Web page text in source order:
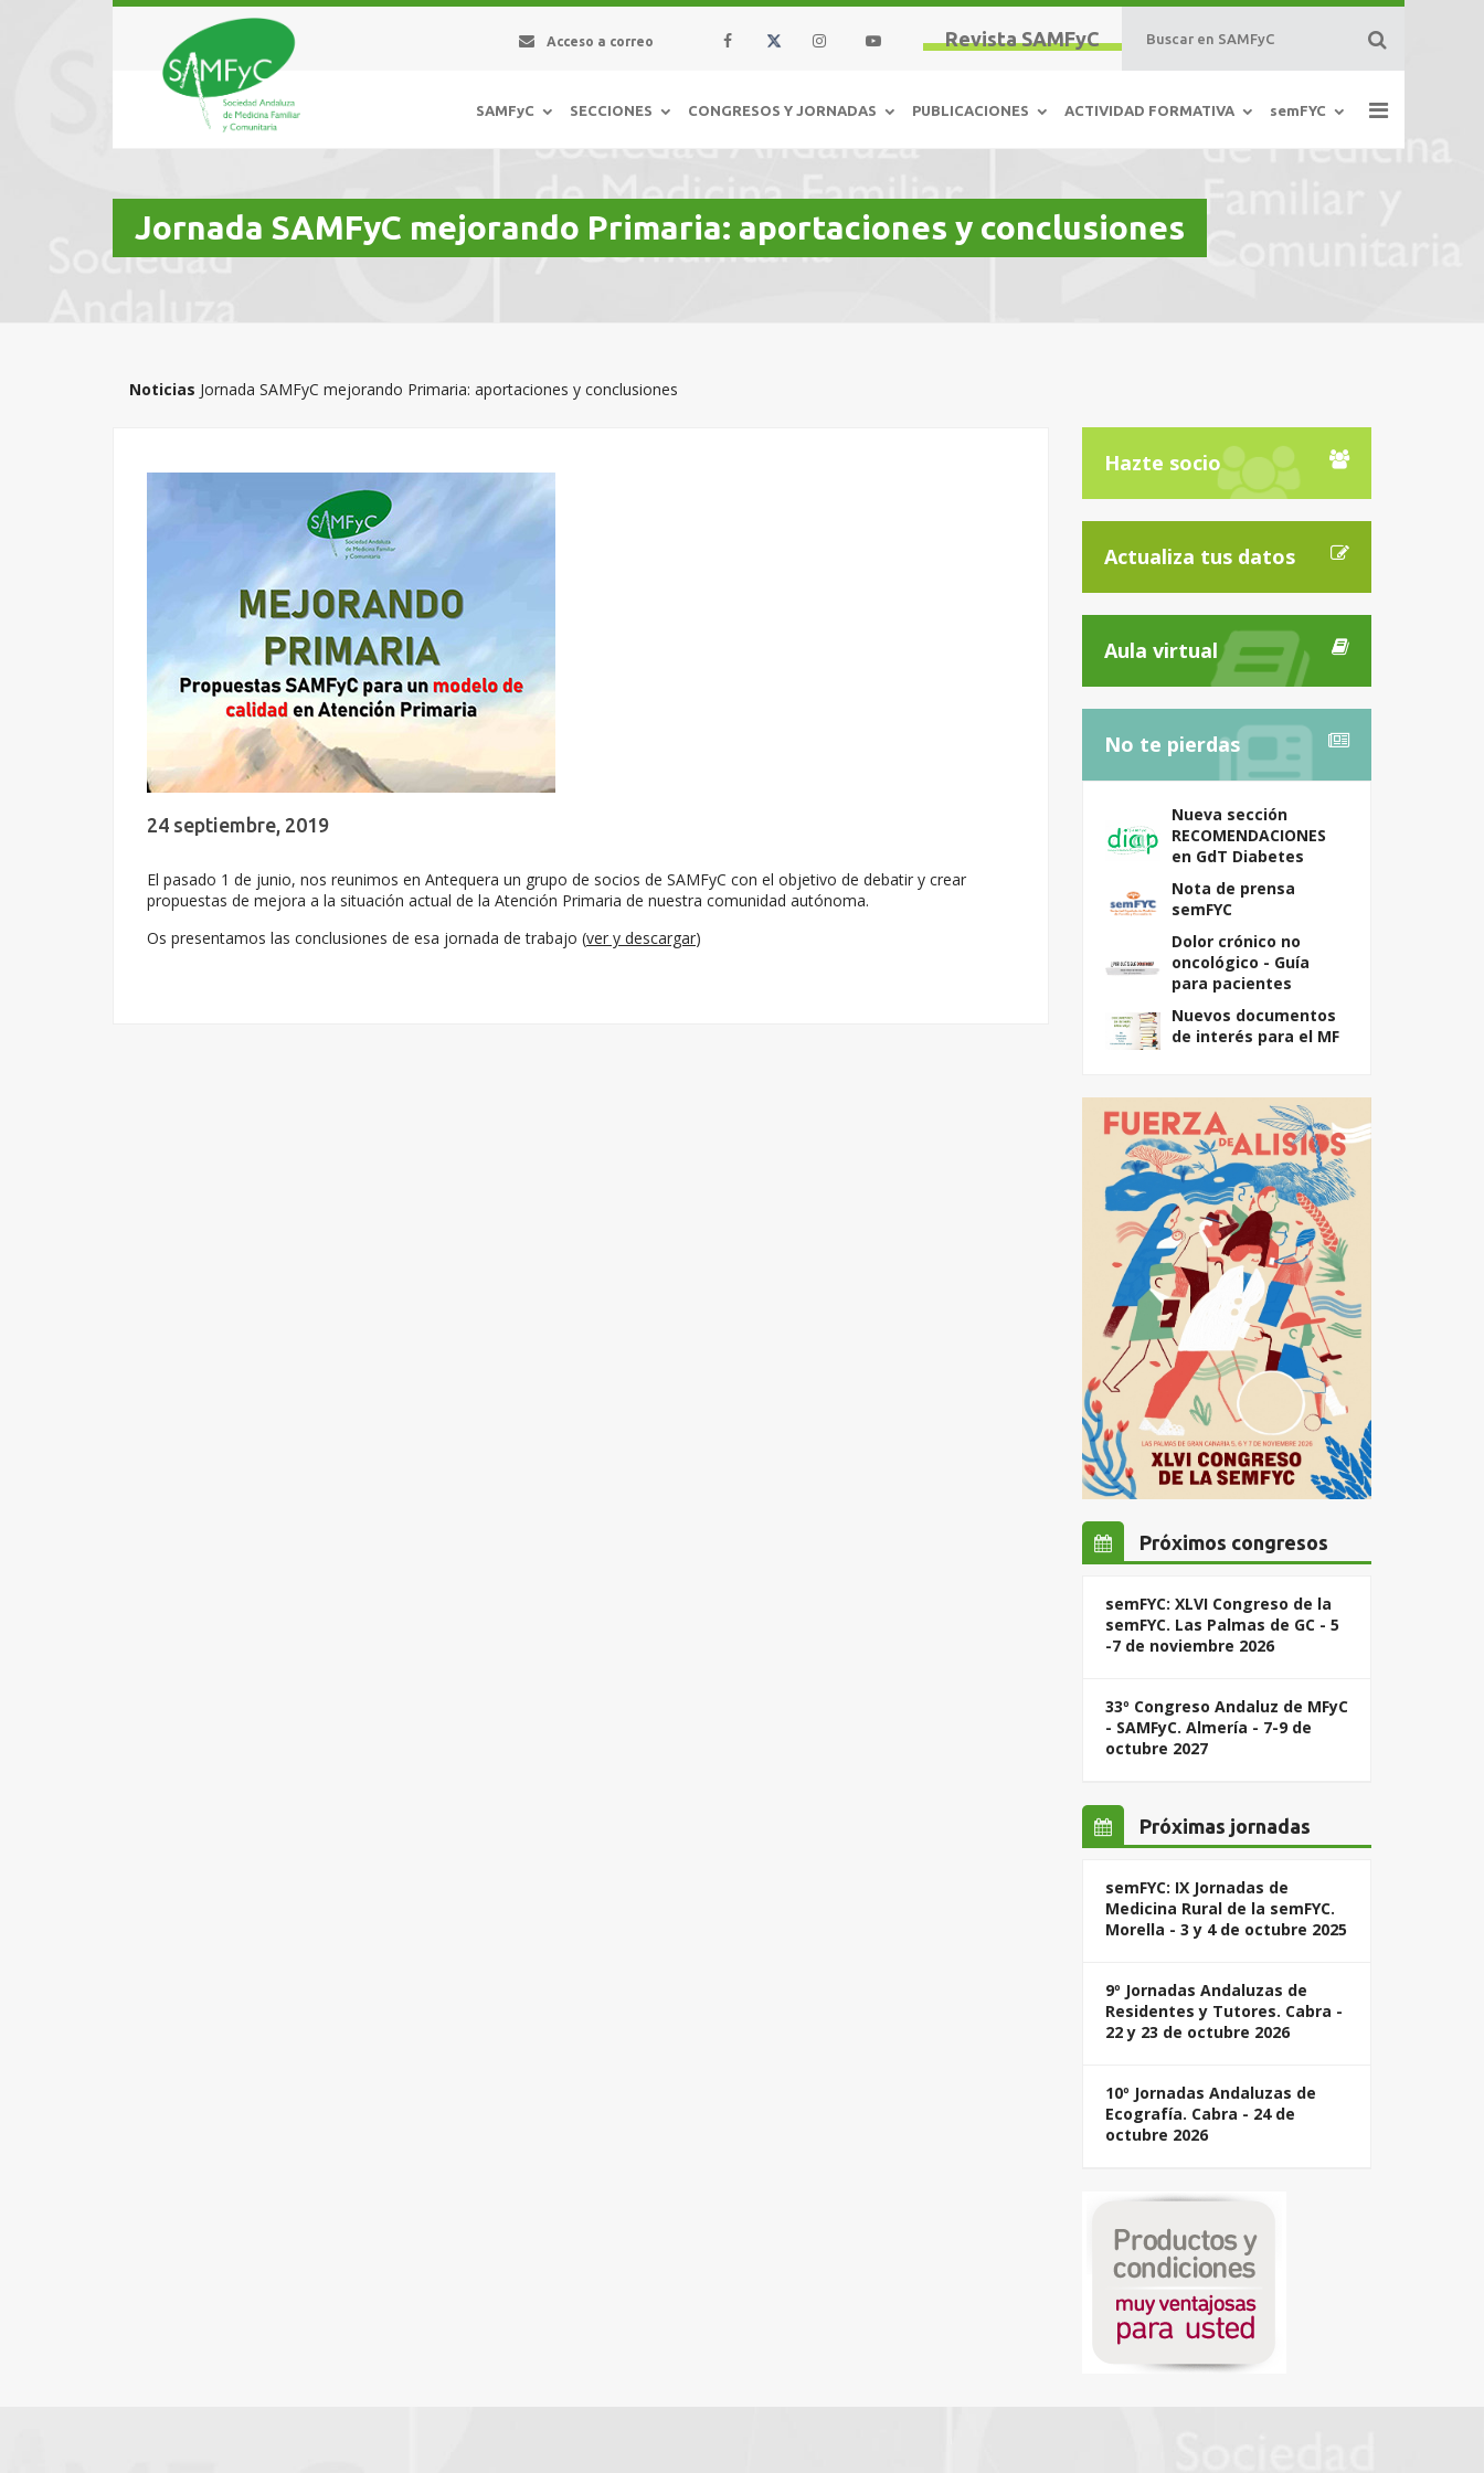
Revista SAMFyC
Acceso a correo
SAMFyC SECCIONES CONGRESOS Y JORNADAS PUBLICACIONES ACTIVIDAD FORMATIVA semFYC
Jornada SAMFyC mejorando Primaria: aportaciones y conclusiones
Noticias Jornada SAMFyC mejorando Primaria: aportaciones y conclusiones
24 septiembre, 2019
El pasado 1 de junio, nos reunimos en Antequera un grupo de socios de SAMFyC con el objetivo de debatir y crear
propuestas de mejora a la situación actual de la Atención Primaria de nuestra comunidad autónoma.
Os presentamos las conclusiones de esa jornada de trabajo (ver y descargar)
Hazte socio
Actualiza tus datos
Aula virtual
No te pierdas
Nueva sección
RECOMENDACIONES
en GdT Diabetes
Nota de prensa
semFYC
Dolor crónico no
oncológico - Guía
para pacientes
Nuevos documentos
de interés para el MF
Próximos congresos
semFYC: XLVI Congreso de la
semFYC. Las Palmas de GC - 5
-7 de noviembre 2026
33º Congreso Andaluz de MFyC
- SAMFyC. Almería - 7-9 de
octubre 2027
Próximas jornadas
semFYC: IX Jornadas de
Medicina Rural de la semFYC.
Morella - 3 y 4 de octubre 2025
9º Jornadas Andaluzas de
Residentes y Tutores. Cabra -
22 y 23 de octubre 2026
10º Jornadas Andaluzas de
Ecografía. Cabra - 24 de
octubre 2026